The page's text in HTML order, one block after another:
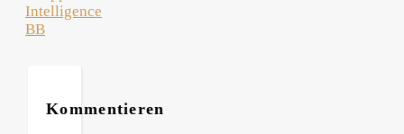
Kommentieren